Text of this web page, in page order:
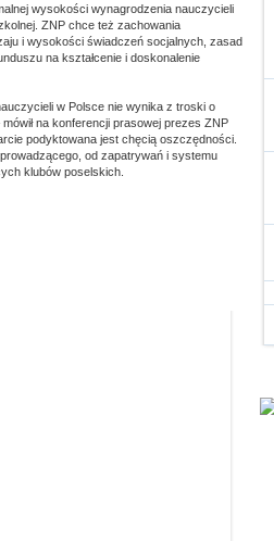
wysokości wynagrodzenia nauczycieli
ZNP chce też zachowania
i wysokości świadczeń socjalnych, zasad
na kształcenie i doskonalenie
w Polsce nie wynika z troski o
na konferencji prasowej prezes ZNP
podyktowana jest chęcią oszczędności.
od zapatrywań i systemu
klubów poselskich.